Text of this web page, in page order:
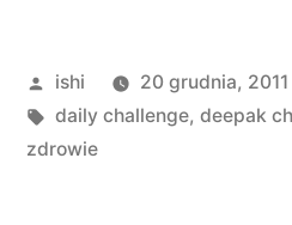
Opublikowane
przez
ishi 20 grudnia, 2011
Tagi:
daily challenge, deepak
zdrowie